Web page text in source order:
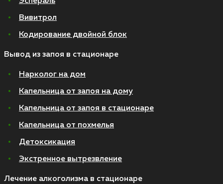
Вивитрол
Кодирование двойной блок
Вывод из запоя в стационаре
Нарколог на дом
Капельница от запоя на дому
Капельница от запоя в стационаре
Капельница от похмелья
Детоксикация
Экстренное вытрезвление
Лечение алкоголизма в стационаре